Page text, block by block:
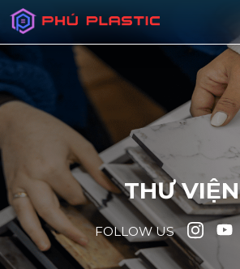
THƯ VIỆN
FOLLOW US